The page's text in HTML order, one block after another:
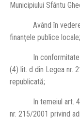
Municipiului Sfântu
Având în vedere
finanţele publice locale;
In conformitate cu
(4) lit. d din Legea nr.
republicată;
In temeiul art. 45
nr. 215/2001 privind